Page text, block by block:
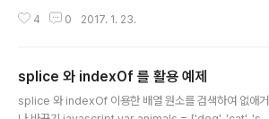
롤 다운을 한다면 100 개 이상의 이벤트가 발생될 가능성
메서드 indexOf 를 사용하면 부분 문자열의 위치를 알 수
= testValue.indexOf(subValue); console.log(iValu
e); // String 객체의 indexOf 메서드는 인덱스 혹은 부분
문자열의 첫 번째 글자가 있는 위치를 나타내는 숫자를 반
4 0 2017. 1. 23.
splice 와 indexOf 를 활용 예제
splice 와 indexOf 이용한 배열 원소를 검색하여 없애거